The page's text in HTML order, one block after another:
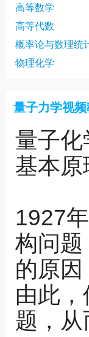
量子力学47电
量子力学50电
量子力学55单
理
量子力学59简
量子力学62氦
量子力学69量
量子力学72角
量子力学75习
高等数学
高等代数
概率论与数理统
物理化学
量子力学视频
量子化
基本
1927
构问题
的原
由此
题，